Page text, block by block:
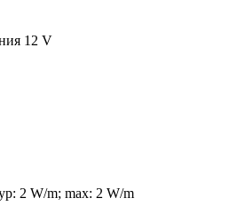
12 V
2 W/m; max: 2 W/m